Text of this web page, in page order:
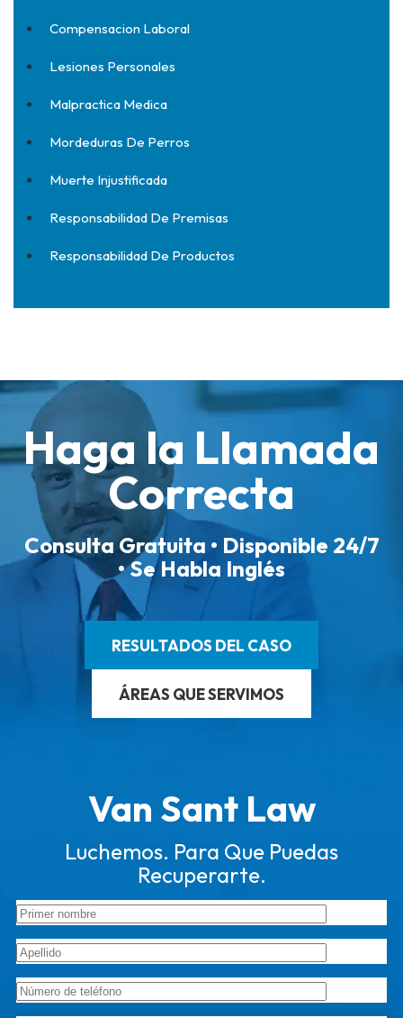
Compensacion Laboral
Lesiones Personales
Malpractica Medica
Mordeduras De Perros
Muerte Injustificada
Responsabilidad De Premisas
Responsabilidad De Productos
Haga la Llamada
Correcta
Consulta Gratuita • Disponible 24/7
• Se Habla Inglés
RESULTADOS DEL CASO
ÁREAS QUE SERVIMOS
Van Sant Law
Luchemos. Para Que Puedas
Recuperarte.